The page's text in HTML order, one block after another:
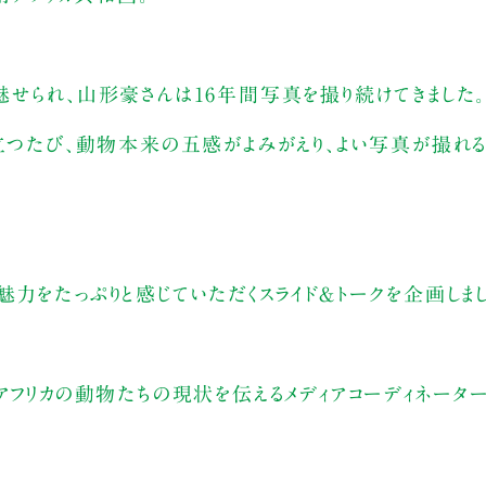
られ、山形豪さんは16年間写真を撮り続けてきました
つたび、動物本来の五感がよみがえり、よい写真が撮れ
たっぷりと感じていただくスライド＆トークを企画しま
リカの動物たちの現状を伝えるメディアコーディネータ